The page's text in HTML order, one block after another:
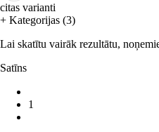
citas varianti
+ Kategorijas (3)
Lai skatītu vairāk rezultātu,
Satīns
1